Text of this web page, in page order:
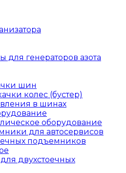
для генераторов азота
шин
колес (бустер)
в шинах
оборудование
для автосервисов
подъемников
двухстоечных